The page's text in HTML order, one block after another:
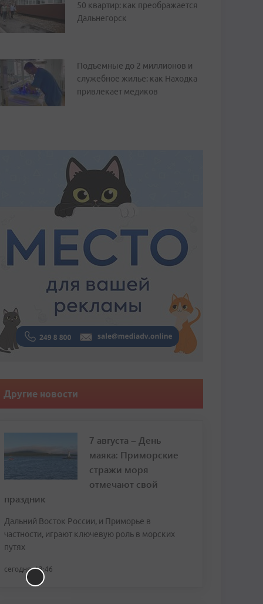
50 квартир: как преображается
Дальнегорск
Подъемные до 2 миллионов и
служебное жилье: как Находка
привлекает медиков
Другие новости
7 августа – День
маяка: Приморские
стражи моря
отмечают свой
праздник
Дальний Восток России, и Приморье в
частности, играют ключевую роль в морских
путях
сегодня, 13:46